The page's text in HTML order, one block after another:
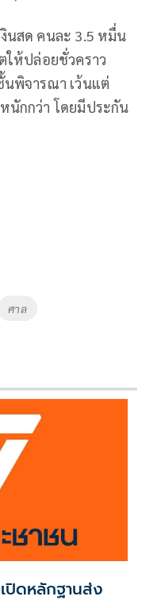
นสด คนละ 3.5 หมื่น
ให้ปล่อยชั่วคราว
พิจารณา เว้นแต่
นักกว่า โดยมีประกัน
ศาล
ปิดหลักฐานส่ง